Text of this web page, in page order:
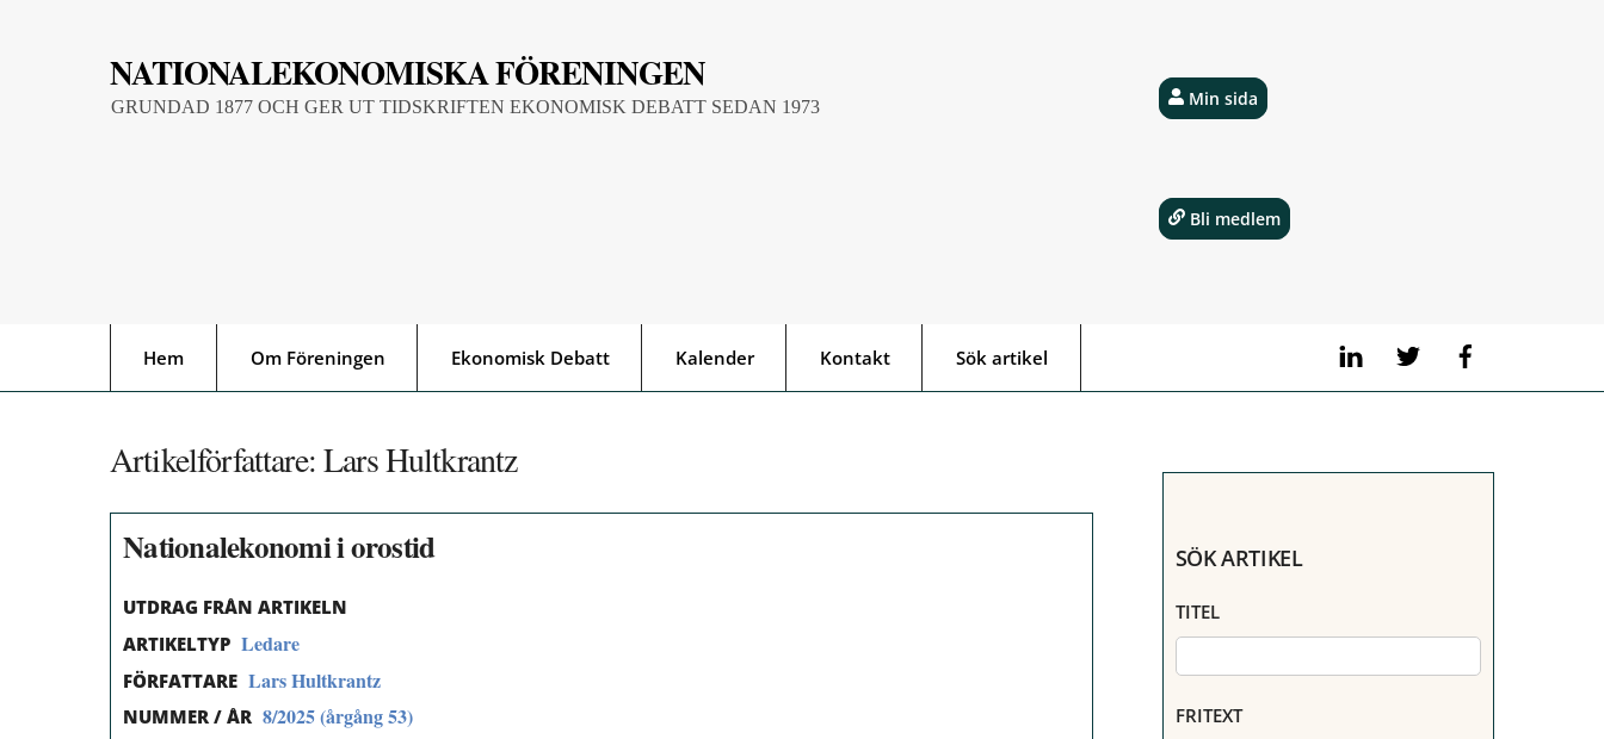
NATIONALEKONOMISKA FÖRENINGEN
GRUNDAD 1877 OCH GER UT TIDSKRIFTEN EKONOMISK DEBATT SEDAN 1973
LinkedIn Twitter
Hem Om Föreningen Ekonomisk Debatt Kalender Kontakt Sök artikel
Min sida
Bli medlem
Artikelförfattare:Lars Hultkrantz
Nationalekonomi i orostid
UTDRAG FRÅN ARTIKELN
ARTIKELTYP Ledare
FÖRFATTARE Lars Hultkrantz
NUMMER / ÅR 8/2025 (årgång 53)
SÖK ARTIKEL
TITEL
FRITEXT